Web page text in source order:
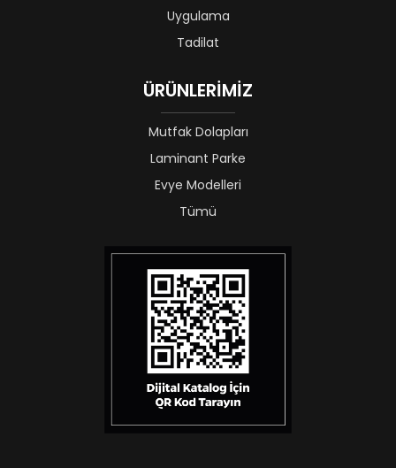
Uygulama
Tadilat
ÜRÜNLERİMİZ
Mutfak Dolapları
Laminant Parke
Evye Modelleri
Tümü